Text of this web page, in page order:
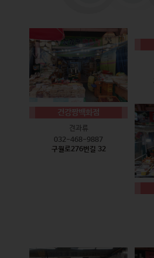
건강짱백화점
견과류
032-468-9887
구월로276번길 32